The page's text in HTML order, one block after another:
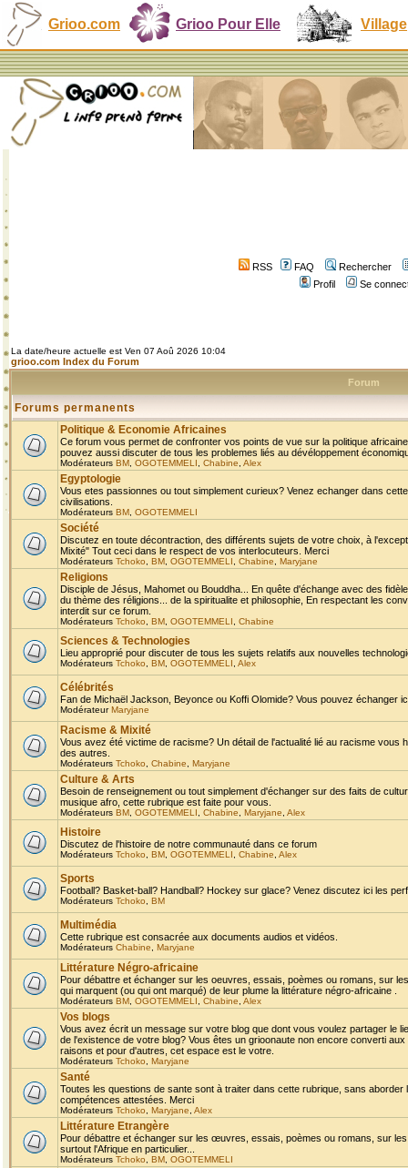
Grioo.com Grioo Pour Elle Village
RSS FAQ
Rechercher
Profil
Se
La date/heure actuelle est Ven 07 Aoû 2026 10:04
grioo.com Index du Forum
Forum
Forums permanents
Politique & Economie Africaines
Ce forum vous permet de confronter vos points de vue sur la politique
pouvez aussi discuter de tous les problemes liés au dévéloppement
Modérateurs BM OGOTEMMELI Chabine Alex
Egyptologie
Vous etes passionnes ou tout simplement curieux? Venez echanger dans
civilisations.
Modérateurs BM OGOTEMMELI
Société
Discutez en toute décontraction, des différents sujets de votre choix, à
Mixité" Tout ceci dans le respect de vos interlocuteurs. Merci
Modérateurs Tchoko BM OGOTEMMELI Chabine Maryjane
Religions
Disciple de Jésus, Mahomet ou Bouddha... En quête d'échange avec des
du thème des réligions... de la spiritualite et philosophie, En respectant les
interdit sur ce forum.
Modérateurs Tchoko BM OGOTEMMELI Chabine
Sciences & Technologies
Lieu approprié pour discuter de tous les sujets relatifs aux nouvelles
Modérateurs Tchoko BM OGOTEMMELI Alex
Célébrités
Fan de Michaël Jackson, Beyonce ou Koffi Olomide? Vous pouvez échanger
ModérateurMaryjane
Racisme & Mixité
Vous avez été victime de racisme? Un détail de l'actualité lié au racisme
des autres.
Modérateurs Tchoko Chabine Maryjane
Culture & Arts
Besoin de renseignement ou tout simplement d'échanger sur des faits de
musique afro, cette rubrique est faite pour vous.
Modérateurs BM OGOTEMMELI Chabine Maryjane Alex
Histoire
Discutez de l'histoire de notre communauté dans ce forum
Modérateurs Tchoko BM OGOTEMMELI Chabine Alex
Sports
Football? Basket-ball? Handball? Hockey sur glace? Venez discutez ici les
Modérateurs Tchoko BM
Multimédia
Cette rubrique est consacrée aux documents audios et vidéos.
Modérateurs Chabine Maryjane
Littérature Négro-africaine
Pour débattre et échanger sur les oeuvres, essais, poèmes ou romans, sur
qui marquent (ou qui ont marqué) de leur plume la littérature négro-africaine .
Modérateurs BM OGOTEMMELI Chabine Alex
Vos blogs
Vous avez écrit un message sur votre blog que dont vous voulez partager le
de l'existence de votre blog? Vous êtes un grioonaute non encore converti
raisons et pour d'autres, cet espace est le votre.
Modérateurs Tchoko Maryjane
Santé
Toutes les questions de sante sont à traiter dans cette rubrique, sans
compétences attestées. Merci
Modérateurs Tchoko Maryjane Alex
Littérature Etrangère
Pour débattre et échanger sur les œuvres, essais, poèmes ou romans, sur
surtout l'Afrique en particulier...
Modérateurs Tchoko BM OGOTEMMELI